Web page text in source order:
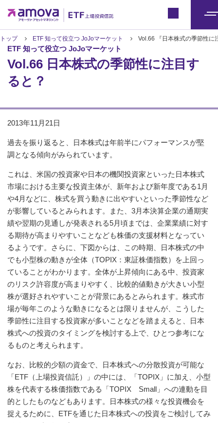
ETFトップ
ニ
トップ ETF 知って役立つ JoJoマーケット Vol.66 『日本株式の季節性に
ETF 知って役立つ JoJoマーケット
Vol.66 日本株式の季節性に注目す
ると？
2013年11月21日
過去を振り返ると、日本株式は年前半にパフォーマンスが堅
調となる傾向がみられています。
これは、米国の投資家や日本の機関投資家といった日本株式
市場における主要な投資主体が、新年および新年度である1月
や4月などに、株式を買う動きに出やすいといった季節性など
が影響しているとみられます。また、3月本決算企業の通期実
績や翌期の見通しが発表される5月頃までは、企業業績に対す
る期待が高まりやすいことなども株価の支援材料となってい
るようです。さらに、下図からは、この時期、日本株式の中
でも小型株の動きが全体（TOPIX：東証株価指数）を上回っ
ていることがわかります。全体が上昇傾向にある中、投資家
のリスク許容度が高まりやすく、比較的値動きが大きい小型
株が選好されやすいことが背景にあるとみられます。株式市
場が毎年このような動きになるとは限りませんが、こうした
季節性に注目する投資家が多いことなどを踏まえると、日本
株式への投資のタイミングを検討する上で、ひとつ参考にな
るものと考えられます。
なお、比較的少額の資金で、日本株式への分散投資が可能な
「ETF（上場投資信託）」の中には、「TOPIX」に加え、小型
株を代表する株価指数である「TOPIX Small」への連動を目
的としたものなどもあります。日本株式の様々な投資機会を
捉えるために、ETFを通じた日本株式への投資をご検討してみ